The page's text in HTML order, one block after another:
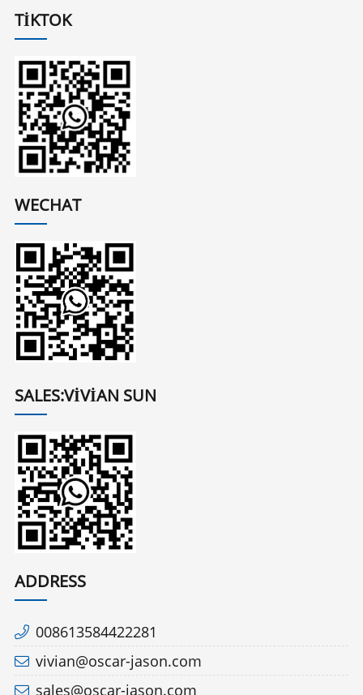
TIKTOK
WECHAT
SALES:VIVIAN SUN
ADDRESS
008613584422281
vivian@oscar-jason.com
sales@oscar-jason.com